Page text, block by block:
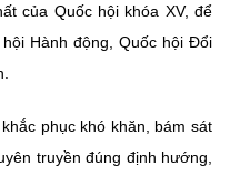
của Quốc hội khóa XV, để
Hành động, Quốc hội Đổi
phục khó khăn, bám sát
truyền đúng định hướng,